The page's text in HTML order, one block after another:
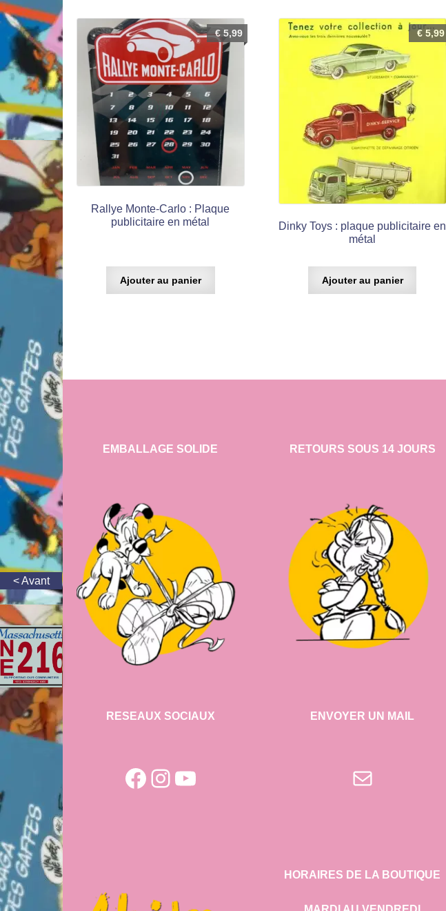
Rallye Monte-Carlo : Plaque
publicitaire en métal
€5,99
Ajouter au panier
Dinky Toys : plaque publicitaire en
métal
€5,99
Ajouter au panier
EMBALLAGE SOLIDE
RESEAUX SOCIAUX
Facebook
Instagram
YouTube
RETOURS SOUS 14 JOURS
ENVOYER UN MAIL
E-mail
HORAIRES DE LA BOUTIQUE